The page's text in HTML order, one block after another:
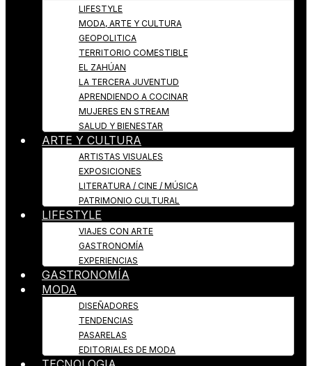
LIFESTYLE
MODA, ARTE Y CULTURA
GEOPOLITICA
TERRITORIO COMESTIBLE
EL ZAHÚAN
LA TERCERA JUVENTUD
APRENDIENDO A COCINAR
MUJERES EN STREAM
SALUD Y BIENESTAR
ARTE Y CULTURA
ARTISTAS VISUALES
EXPOSICIONES
LITERATURA / CINE / MÚSICA
PATRIMONIO CULTURAL
LIFESTYLE
VIAJES CON ARTE
GASTRONOMÍA
EXPERIENCIAS
GASTRONOMÍA
MODA
DISEÑADORES
TENDENCIAS
PASARELAS
EDITORIALES DE MODA